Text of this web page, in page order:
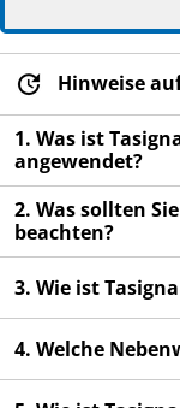
Dieses
Es kann
diese die
Wenn Sie
sich an
für
Hinweise
1. Was ist
angewendet?
2. Was sollten
beachten?
3. Wie ist
4. Welche